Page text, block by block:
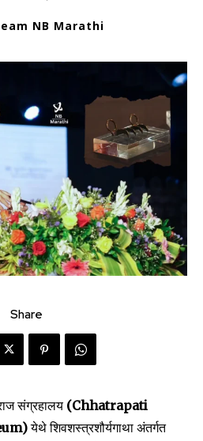
NB Marathi
Share
संग्रहालय (Chhatrapati
येथे शिवशस्त्रशौर्यगाथा अंतर्गत